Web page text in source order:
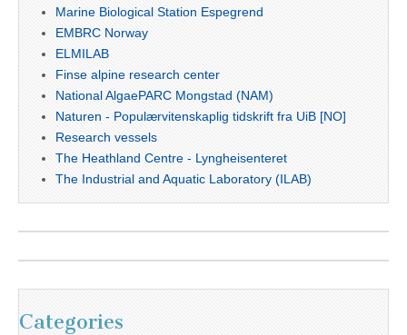
Marine Biological Station Espegrend
EMBRC Norway
ELMILAB
Finse alpine research center
National AlgaePARC Mongstad (NAM)
Naturen - Populærvitenskaplig tidskrift fra UiB [NO]
Research vessels
The Heathland Centre - Lyngheisenteret
The Industrial and Aquatic Laboratory (ILAB)
Categories